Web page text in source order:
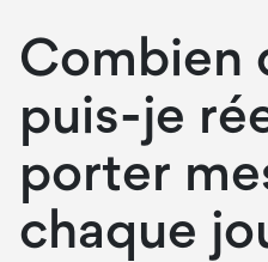
Combien
puis-je
porter
chaque